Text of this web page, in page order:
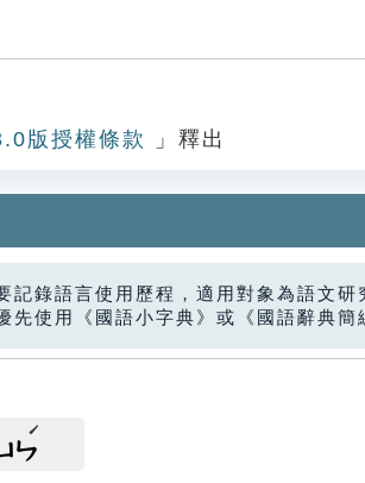
版授權條款 」釋出
記錄語言使用歷程，適用對象為語文研
使用《國語小字典》或《國語辭典簡
ㄣ